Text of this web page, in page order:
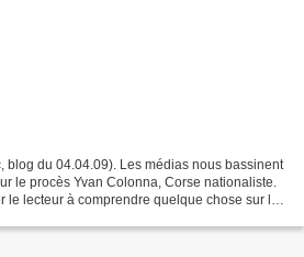
blog du 04.04.09). Les médias nous bassinent
le procès Yvan Colonna, Corse nationaliste.
le lecteur à comprendre quelque chose sur les